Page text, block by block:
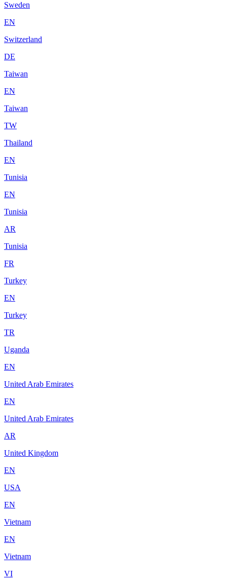
Sweden
EN
Switzerland
DE
Taiwan
EN
Taiwan
TW
Thailand
EN
Tunisia
EN
Tunisia
AR
Tunisia
FR
Turkey
EN
Turkey
TR
Uganda
EN
United Arab Emirates
EN
United Arab Emirates
AR
United Kingdom
EN
USA
EN
Vietnam
EN
Vietnam
VI